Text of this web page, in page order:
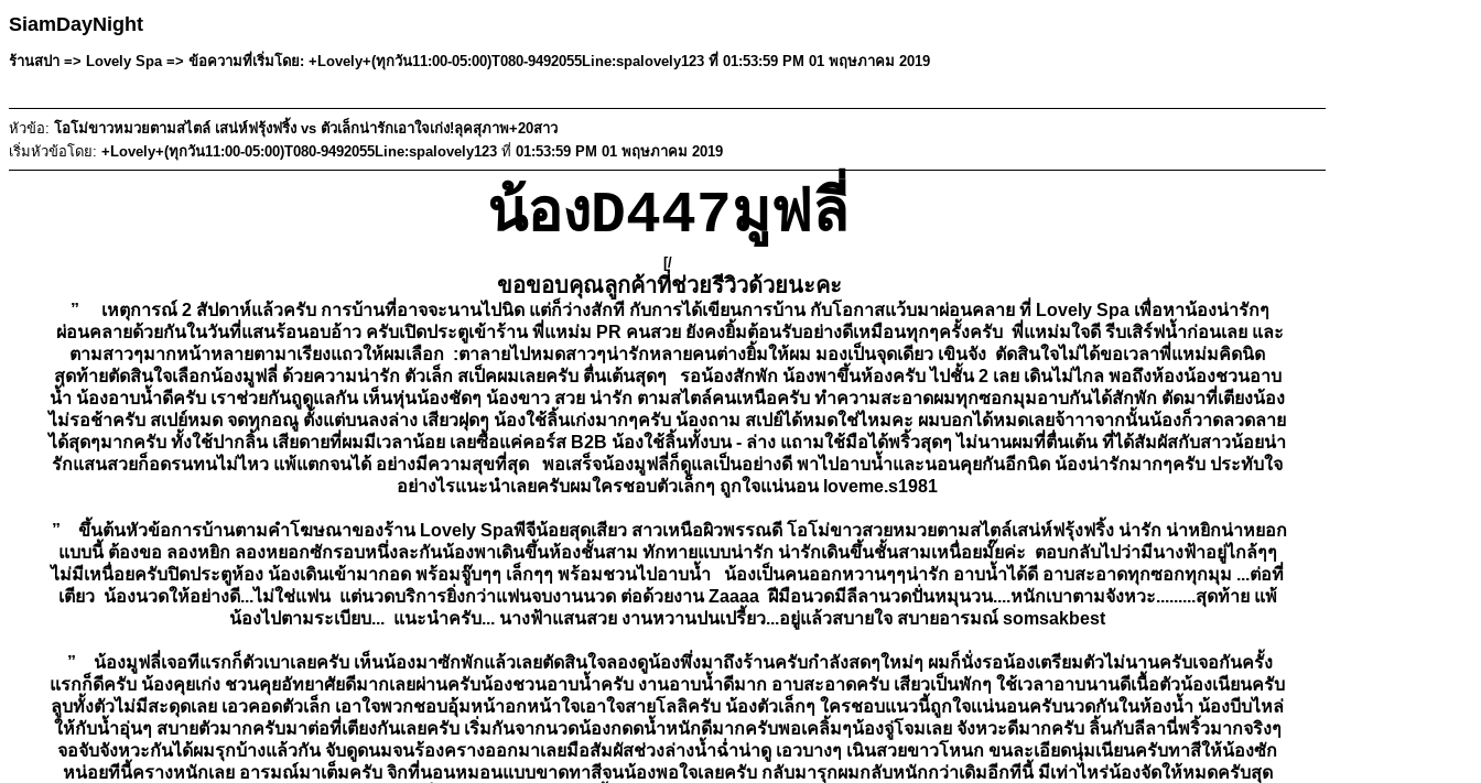
SiamDayNight
ร้านสปา => Lovely Spa => ข้อความที่เริ่มโดย: +Lovely+(ทุกวัน11:00-05:00)T080-9492055Line:spalovely123 ที่ 01:53:59 PM 01 พฤษภาคม 2019
หัวข้อ: โอโม่ขาวหมวยตามสไตล์ เสน่ห์ฟรุ้งฟริ้ง vs ตัวเล็กน่ารักเอาใจเก่ง!ลุคสุภาพ+20สาว
เริ่มหัวข้อโดย: +Lovely+(ทุกวัน11:00-05:00)T080-9492055Line:spalovely123 ที่ 01:53:59 PM 01 พฤษภาคม 2019
น้องD447มูฟลี่
[/
ขอขอบคุณลูกค้าที่ช่วยรีวิวด้วยนะคะ
” เหตุการณ์ 2 สัปดาห์แล้วครับ การบ้านที่อาจจะนานไปนิด แต่ก็ว่างสักที กับการได้เขียนการบ้าน กับโอกาสแว้บมาผ่อนคลาย ที่ Lovely Spa เพื่อหาน้องน่ารักๆ
ผ่อนคลายด้วยกันในวันที่แสนร้อนอบอ้าว ครับเปิดประตูเข้าร้าน พี่แหม่ม PR คนสวย ยังคงยิ้มต้อนรับอย่างดีเหมือนทุกๆครั้งครับ พี่แหม่มใจดี รีบเสิร์ฟน้ำก่อนเลย และ
ตามสาวๆมากหน้าหลายตามาเรียงแถวให้ผมเลือก :ตาลายไปหมดสาวๆน่ารักหลายคนต่างยิ้มให้ผม มองเป็นจุดเดียว เขินจัง ตัดสินใจไม่ได้ขอเวลาพี่แหม่มคิดนิด
สุดท้ายตัดสินใจเลือกน้องมูฟลี่ ด้วยความน่ารัก ตัวเล็ก สเป็คผมเลยครับ ตื่นเต้นสุดๆ รอน้องสักพัก น้องพาขึ้นห้องครับ ไปชั้น 2 เลย เดินไม่ไกล พอถึงห้องน้องชวนอาบ
น้ำ น้องอาบน้ำดีครับ เราช่วยกันถูดูแลกัน เห็นหุ่นน้องชัดๆ น้องขาว สวย น่ารัก ตามสไตล์คนเหนือครับ ทำความสะอาดผมทุกซอกมุมอาบกันได้สักพัก ตัดมาที่เตียงน้อง
ไม่รอช้าครับ สเปย์หมด จดทุกอณู ตั้งแต่บนลงล่าง เสียวฝุดๆ น้องใช้ลิ้นเก่งมากๆครับ น้องถาม สเปย์ได้หมดใช่ไหมคะ ผมบอกได้หมดเลยจ้าาาจากนั้นน้องก็วาดลวดลาย
ได้สุดๆมากครับ ทั้งใช้ปากลิ้น เสียดายที่ผมมีเวลาน้อย เลยซื้อแค่คอร์ส B2B น้องใช้ลิ้นทั้งบน - ล่าง แถามใช้มือได้พริ้วสุดๆ ไม่นานผมที่ตื่นเต้น ที่ได้สัมผัสกับสาวน้อยน่า
รักแสนสวยก็อดรนทนไม่ไหว แพ้แตกจนได้ อย่างมีความสุขที่สุด พอเสร็จน้องมูฟลี่ก็ดูแลเป็นอย่างดี พาไปอาบน้ำและนอนคุยกันอีกนิด น้องน่ารักมากๆครับ ประทับใจ
อย่างไรแนะนำเลยครับผมใครชอบตัวเล็กๆ ถูกใจแน่นอน loveme.s1981
” ขึ้นต้นหัวข้อการบ้านตามคำโฆษณาของร้าน Lovely Spaพีจีน้อยสุดเสียว สาวเหนือผิวพรรณดี โอโม่ขาวสวยหมวยตามสไตล์เสน่ห์ฟรุ้งฟริ้ง น่ารัก น่าหยิกน่าหยอก
แบบนี้ ต้องขอ ลองหยิก ลองหยอกซักรอบหนึ่งละกันน้องพาเดินขึ้นห้องชั้นสาม ทักทายแบบน่ารัก น่ารักเดินขึ้นชั้นสามเหนื่อยมั๊ยค่ะ ตอบกลับไปว่ามีนางฟ้าอยู่ไกล้ๆๆ
ไม่มีเหนื่อยครับปิดประตูห้อง น้องเดินเข้ามากอด พร้อมจู๊บๆๆ เล็กๆๆ พร้อมชวนไปอาบน้ำ น้องเป็นคนออกหวานๆๆน่ารัก อาบน้ำได้ดี อาบสะอาดทุกซอกทุกมุม ...ต่อที่
เตียว น้องนวดให้อย่างดี...ไม่ใช่แฟน แต่นวดบริการยิ่งกว่าแฟนจบงานนวด ต่อด้วยงาน Zaaaa ฝีมือนวดมีลีลานวดปั่นหมุนวน....หนักเบาตามจังหวะ.........สุดท้าย แพ้
น้องไปตามระเบียบ... แนะนำครับ... นางฟ้าแสนสวย งานหวานปนเปรี้ยว...อยู่แล้วสบายใจ สบายอารมณ์ somsakbest
” น้องมูฟลี่เจอทีแรกก็ตัวเบาเลยครับ เห็นน้องมาซักพักแล้วเลยตัดสินใจลองดูน้องพึ่งมาถึงร้านครับกำลังสดๆใหม่ๆ ผมก็นั่งรอน้องเตรียมตัวไม่นานครับเจอกันครั้ง
แรกก็ดีครับ น้องคุยเก่ง ชวนคุยอัทยาศัยดีมากเลยผ่านครับน้องชวนอาบน้ำครับ งานอาบน้ำดีมาก อาบสะอาดครับ เสียวเป็นพักๆ ใช้เวลาอาบนานดีเนื้อตัวน้องเนียนครับ
ลูบทั้งตัวไม่มีสะดุดเลย เอวคอดตัวเล็ก เอาใจพวกชอบอุ้มหน้าอกหน้าใจเอาใจสายโลลิครับ น้องตัวเล็กๆ ใครชอบแนวนี้ถูกใจเเน่นอนครับนวดกันในห้องน้ำ น้องบีบไหล่
ให้กับน้ำอุ่นๆ สบายตัวมากครับมาต่อที่เตียงกันเลยครับ เริ่มกันจากนวดน้องกดดน้ำหนักดีมากครับพอเคลิ้มๆน้องจู่โจมเลย จังหวะดีมากครับ ลิ้นกับลีลานี่พริ้วมากจริงๆ
จอจับจังหวะกันได้ผมรุกบ้างแล้วกัน จับดูดนมจนร้องครางออกมาเลยมือสัมผัสช่วงล่างน้ำฉ่ำน่าดู เอวบางๆ เนินสวยขาวโหนก ขนละเอียดนุ่มเนียนครับทาสีให้น้องซัก
หน่อยทีนี้ครางหนักเลย อารมณ์มาเต็มครับ จิกที่นอนหมอนแบบขาดทาสีจนน้องพอใจเลยครับ กลับมารุกผมกลับหนักกว่าเดิมอีกทีนี้ มีเท่าไหร่น้องจัดให้หมดครับสุด